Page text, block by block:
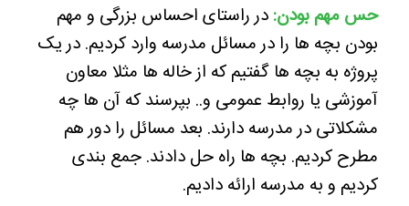
حس مهم بودن:در راستای احساس بزرگی و مهم
بودن بچه ها را در مسائل مدرسه وارد کردیم. در یک
پروژه به بچه ها گفتیم که از خاله ها مثلا معاون
آموزشی یا روابط عمومی و.. بپرسند که آن ها چه
مشکلاتی در مدرسه دارند. بعد مسائل را دور هم
مطرح کردیم. بچه ها راه حل دادند. جمع بندی
کردیم و به مدرسه ارائه دادیم.